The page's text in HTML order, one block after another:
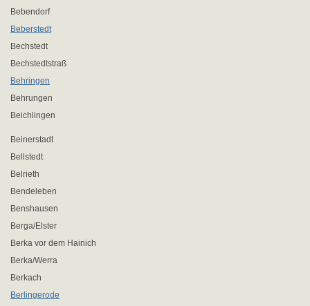
Bebendorf
Beberstedt
Bechstedt
Bechstedtstraß
Behringen
Behrungen
Beichlingen
Beinerstadt
Bellstedt
Belrieth
Bendeleben
Benshausen
Berga/Elster
Berka vor dem Hainich
Berka/Werra
Berkach
Berlingerode